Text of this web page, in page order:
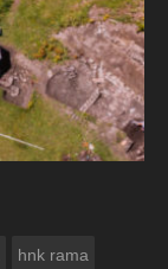
hnk rama